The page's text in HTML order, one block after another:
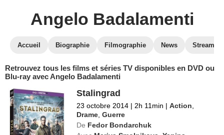
Angelo Badalamenti
Accueil Biographie Filmographie News Streaming
Retrouvez tous les films et séries TV disponibles en DVD ou
Blu-ray avec Angelo Badalamenti
Stalingrad
23 octobre 2014 | 2h 11min | Action
Drame ,Guerre
De Fedor Bondarchuk